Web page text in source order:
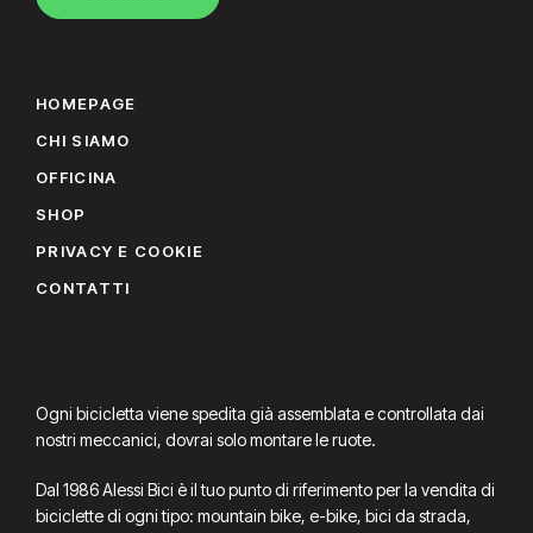
HOMEPAGE
CHI SIAMO
OFFICINA
SHOP
PRIVACY E COOKIE
CONTATTI
Ogni bicicletta viene spedita già assemblata e controllata dai
nostri meccanici, dovrai solo montare le ruote.
Dal 1986 Alessi Bici è il tuo punto di riferimento per la vendita di
biciclette di ogni tipo: mountain bike, e-bike, bici da strada,